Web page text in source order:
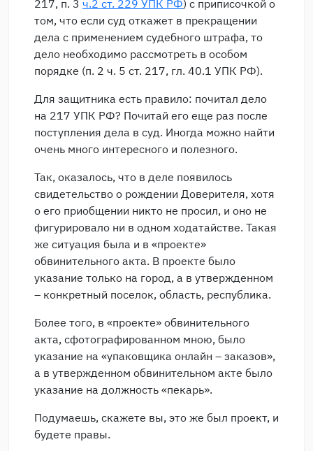
217, п. 3 ч.2 ст. 229 УПК РФ) с приписочкой о
том, что если суд откажет в прекращении
дела с применением судебного штрафа, то
дело необходимо рассмотреть в особом
порядке (п. 2 ч. 5 ст. 217, гл. 40.1 УПК РФ).
Для защитника есть правило: почитал дело
на 217 УПК РФ? Почитай его еще раз после
поступления дела в суд. Иногда можно найти
очень много интересного и полезного.
Так, оказалось, что в деле появилось
свидетельство о рождении Доверителя, хотя
о его приобщении никто не просил, и оно не
фигурировало ни в одном ходатайстве. Такая
же ситуация была и в «проекте»
обвинительного акта. В проекте было
указание только на город, а в утвержденном
– конкретный поселок, область, республика.
Более того, в «проекте» обвинительного
акта, сфотографированном мною, было
указание на «упаковщика онлайн – заказов»,
а в утвержденном обвинительном акте было
указание на должность «пекарь».
Подумаешь, скажете вы, это же был проект, и
будете правы.